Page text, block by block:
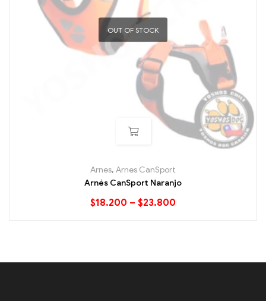
OUT OF STOCK
Arnes, Arnes CanSport
Arnés CanSport Naranjo
$18.200 – $23.800